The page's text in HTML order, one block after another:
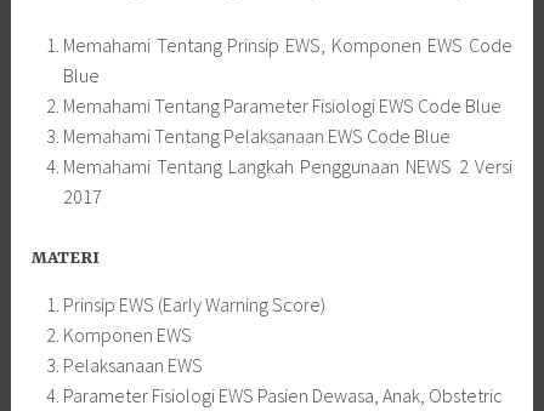
Memahami Tentang Prinsip EWS, Komponen EWS Code
Blue
Memahami Tentang Parameter Fisiologi EWS Code Blue
Memahami Tentang Pelaksanaan EWS Code Blue
Memahami Tentang Langkah Penggunaan NEWS 2 Versi
2017
MATERI
Prinsip EWS (Early Warning Score)
Komponen EWS
Pelaksanaan EWS
Parameter Fisiologi EWS Pasien Dewasa, Anak, Obstetric